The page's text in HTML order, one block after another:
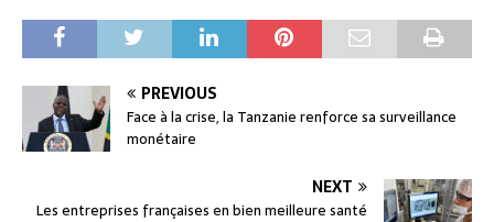
PREVIOUS
Face à la crise, la Tanzanie renforce sa surveillance
monétaire
NEXT
Les entreprises françaises en bien meilleure santé